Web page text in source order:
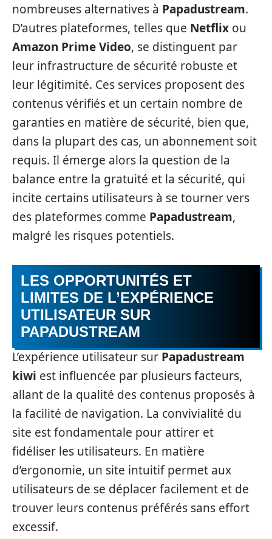
nombreuses alternatives à Papadustream.
D’autres plateformes, telles que Netflix ou
Amazon Prime Video, se distinguent par
leur infrastructure de sécurité robuste et
leur légitimité. Ces services proposent des
contenus vérifiés et un certain nombre de
garanties en matière de sécurité, bien que,
dans la plupart des cas, un abonnement soit
requis. Il émerge alors la question de la
balance entre la gratuité et la sécurité, qui
incite certains utilisateurs à se tourner vers
des plateformes comme Papadustream,
malgré les risques potentiels.
LES OPPORTUNITÉS ET
LIMITES DE L’EXPÉRIENCE
UTILISATEUR SUR
PAPADUSTREAM
L’expérience utilisateur sur Papadustream
kiwi est influencée par plusieurs facteurs,
allant de la qualité des contenus proposés à
la facilité de navigation. La convivialité du
site est fondamentale pour attirer et
fidéliser les utilisateurs. En matière
d’ergonomie, un site intuitif permet aux
utilisateurs de se déplacer facilement et de
trouver leurs contenus préférés sans effort
excessif.